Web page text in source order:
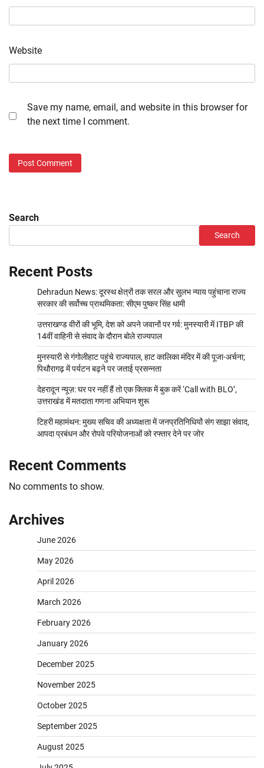
Website
Save my name, email, and website in this browser for
the next time I comment.
Search
Search
Recent Posts
Dehradun News: दूरस्थ क्षेत्रों तक सरल और सुलभ न्याय पहुंचाना राज्य
सरकार की सर्वोच्च प्राथमिकता: सीएम पुष्कर सिंह धामी
उत्तराखण्ड वीरों की भूमि, देश को अपने जवानों पर गर्व: मुनस्यारी में ITBP की
14वीं वाहिनी से संवाद के दौरान बोले राज्यपाल
मुनस्यारी से गंगोलीहाट पहुंचे राज्यपाल, हाट कालिका मंदिर में की पूजा-अर्चना;
पिथौरागढ़ में पर्यटन बढ़ने पर जताई प्रसन्नता
देहरादून न्यूज़: घर पर नहीं हैं तो एक क्लिक में बुक करें ‘Call with BLO’,
उत्तराखंड में मतदाता गणना अभियान शुरू
टिहरी महामंथन: मुख्य सचिव की अध्यक्षता में जनप्रतिनिधियों संग साझा संवाद,
आपदा प्रबंधन और रोपवे परियोजनाओं को रफ्तार देने पर जोर
Recent Comments
No comments to show.
Archives
June 2026
May 2026
April 2026
March 2026
February 2026
January 2026
December 2025
November 2025
October 2025
September 2025
August 2025